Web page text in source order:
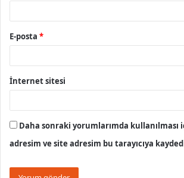
E-posta *
İnternet sitesi
Daha sonraki yorumlarımda kullanılması
adresim ve site adresim bu tarayıcıya